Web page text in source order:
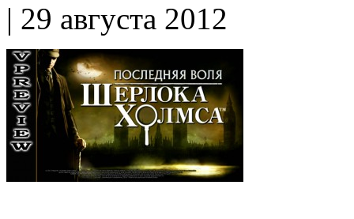
| 29 августа 2012